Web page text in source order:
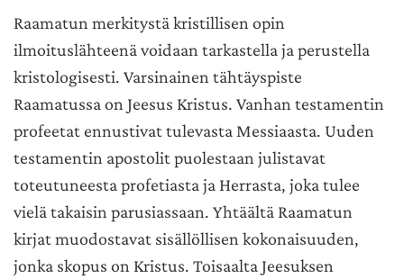
Raamatun merkitystä kristillisen opin
ilmoituslähteenä voidaan tarkastella ja perustella
kristologisesti. Varsinainen tähtäyspiste
Raamatussa on Jeesus Kristus. Vanhan testamentin
profeetat ennustivat tulevasta Messiaasta. Uuden
testamentin apostolit puolestaan julistavat
toteutuneesta profetiasta ja Herrasta, joka tulee
vielä takaisin parusiassaan. Yhtäältä Raamatun
kirjat muodostavat sisällöllisen kokonaisuuden,
jonka skopus on Kristus. Toisaalta Jeesuksen